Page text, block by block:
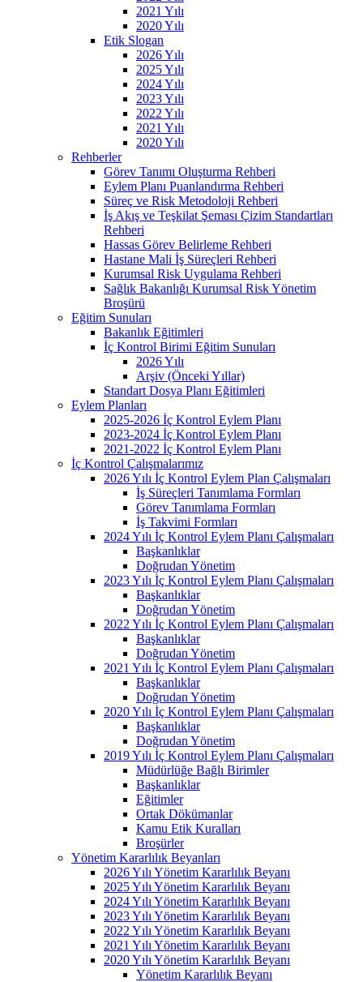
2021 Yılı
2020 Yılı
Etik Slogan
2026 Yılı
2025 Yılı
2024 Yılı
2023 Yılı
2022 Yılı
2021 Yılı
2020 Yılı
Rehberler
Görev Tanımı Oluşturma Rehberi
Eylem Planı Puanlandırma Rehberi
Süreç ve Risk Metodoloji Rehberi
İş Akış ve Teşkilat Şeması Çizim Standartları
Rehberi
Hassas Görev Belirleme Rehberi
Hastane Mali İş Süreçleri Rehberi
Kurumsal Risk Uygulama Rehberi
Sağlık Bakanlığı Kurumsal Risk Yönetim
Broşürü
Eğitim Sunuları
Bakanlık Eğitimleri
İç Kontrol Birimi Eğitim Sunuları
2026 Yılı
Arşiv (Önceki Yıllar)
Standart Dosya Planı Eğitimleri
Eylem Planları
2025-2026 İç Kontrol Eylem Planı
2023-2024 İç Kontrol Eylem Planı
2021-2022 İç Kontrol Eylem Planı
İç Kontrol Çalışmalarımız
2026 Yılı İç Kontrol Eylem Plan Çalışmaları
İş Süreçleri Tanımlama Formları
Görev Tanımlama Formları
İş Takvimi Formları
2024 Yılı İç Kontrol Eylem Planı Çalışmaları
Başkanlıklar
Doğrudan Yönetim
2023 Yılı İç Kontrol Eylem Planı Çalışmaları
Başkanlıklar
Doğrudan Yönetim
2022 Yılı İç Kontrol Eylem Planı Çalışmaları
Başkanlıklar
Doğrudan Yönetim
2021 Yılı İç Kontrol Eylem Planı Çalışmaları
Başkanlıklar
Doğrudan Yönetim
2020 Yılı İç Kontrol Eylem Planı Çalışmaları
Başkanlıklar
Doğrudan Yönetim
2019 Yılı İç Kontrol Eylem Planı Çalışmaları
Müdürlüğe Bağlı Birimler
Başkanlıklar
Eğitimler
Ortak Dökümanlar
Kamu Etik Kuralları
Broşürler
Yönetim Kararlılık Beyanları
2026 Yılı Yönetim Kararlılık Beyanı
2025 Yılı Yönetim Kararlılık Beyanı
2024 Yılı Yönetim Kararlılık Beyanı
2023 Yılı Yönetim Kararlılık Beyanı
2022 Yılı Yönetim Kararlılık Beyanı
2021 Yılı Yönetim Kararlılık Beyanı
2020 Yılı Yönetim Kararlılık Beyanı
Yönetim Kararlılık Beyanı